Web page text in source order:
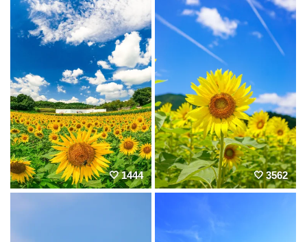
1444 3562